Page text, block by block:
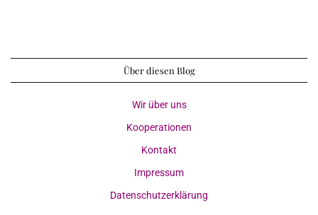
Über diesen Blog
Wir über uns
Kooperationen
Kontakt
Impressum
Datenschutzerklärung